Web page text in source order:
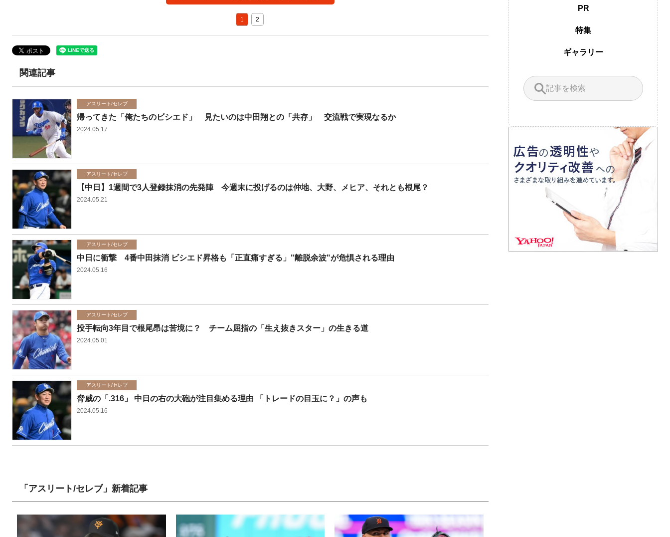
1 2
関連記事
アスリート/セレブ
帰ってきた「俺たちのビシエド」 見たいのは中田翔との「共存」 交流戦で実現なるか
2024.05.17
アスリート/セレブ
【中日】1週間で3人登録抹消の先発陣 今週末に投げるのは仲地、大野、メヒア、それとも根尾？
2024.05.21
アスリート/セレブ
中日に衝撃 4番中田抹消 ビシエド昇格も「正直痛すぎる」"離脱余波"が危惧される理由
2024.05.16
アスリート/セレブ
投手転向3年目で根尾昂は苦境に？ チーム屈指の「生え抜きスター」の生きる道
2024.05.01
アスリート/セレブ
脅威の「.316」 中日の右の大砲が注目集める理由 「トレードの目玉に？」の声も
2024.05.16
「アスリート/セレブ」新着記事
PR
特集
ギャラリー